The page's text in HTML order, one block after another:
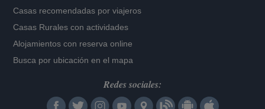
Casas recomendadas por viajeros
Casas Rurales con actividades
Alojamientos con reserva online
Busca por ubicación en el mapa
Redes sociales: